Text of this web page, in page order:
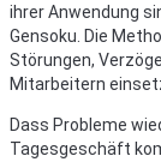
ihrer Anwendung
Gensoku. Die
Störungen,
Mitarbeitern
Dass Probleme
Tagesgeschäft